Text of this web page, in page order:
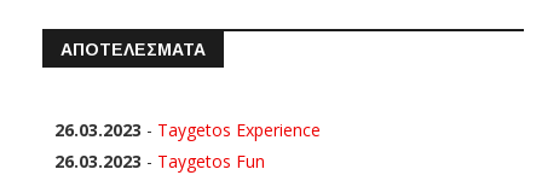
ΑΠΟΤΕΛΕΣΜΑΤΑ
26.03.2023 - Taygetos Experience
26.03.2023 - Taygetos Fun